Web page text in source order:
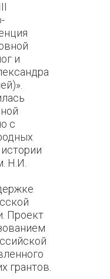
и
с
Н.И.
Проект
грантов.